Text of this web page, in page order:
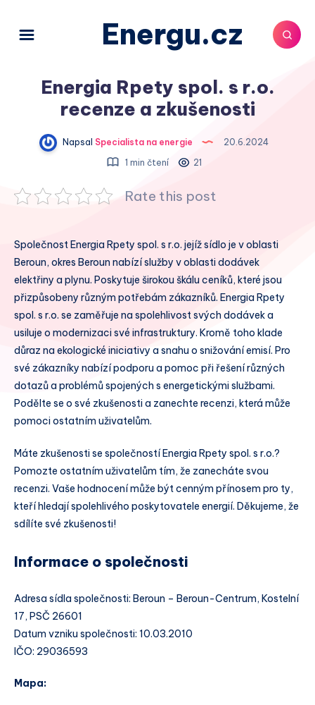
Energu.cz
Energia Rpety spol. s r.o.
recenze a zkušenosti
Napsal Specialista na energie
20.6.2024
1 min čtení
21
Rate this post
Společnost Energia Rpety spol. s r.o. jejíž sídlo je v oblasti
Beroun, okres Beroun nabízí služby v oblasti dodávek
elektřiny a plynu. Poskytuje širokou škálu ceníků, které jsou
přizpůsobeny různým potřebám zákazníků. Energia Rpety
spol. s r.o. se zaměřuje na spolehlivost svých dodávek a
usiluje o modernizaci své infrastruktury. Kromě toho klade
důraz na ekologické iniciativy a snahu o snižování emisí. Pro
své zákazníky nabízí podporu a pomoc při řešení různých
dotazů a problémů spojených s energetickými službami.
Podělte se o své zkušenosti a zanechte recenzi, která může
pomoci ostatním uživatelům.
Máte zkušenosti se společností Energia Rpety spol. s r.o.?
Pomozte ostatním uživatelům tím, že zanecháte svou
recenzi. Vaše hodnocení může být cenným přínosem pro ty,
kteří hledají spolehlivého poskytovatele energií. Děkujeme, že
sdílíte své zkušenosti!
Informace o společnosti
Adresa sídla společnosti: Beroun – Beroun-Centrum, Kostelní
17, PSČ 26601
Datum vzniku společnosti: 10.03.2010
IČO: 29036593
Mapa: